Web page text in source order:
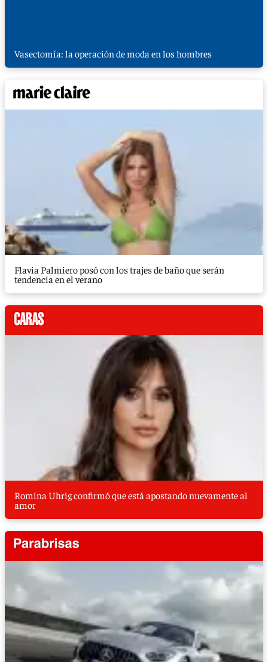
Vasectomía: la operación de moda en los hombres
Flavia Palmiero posó con los trajes de baño que serán
tendencia en el verano
Romina Uhrig confirmó que está apostando nuevamente al
amor